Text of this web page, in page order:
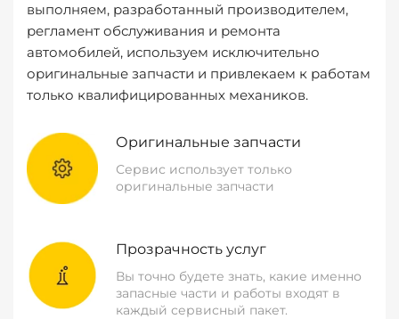
выполняем, разработанный производителем,
регламент обслуживания и ремонта
автомобилей, используем исключительно
оригинальные запчасти и привлекаем к работам
только квалифицированных механиков.
Оригинальные запчасти
Сервис использует только
оригинальные запчасти
Прозрачность услуг
Вы точно будете знать, какие именно
запасные части и работы входят в
каждый сервисный пакет.